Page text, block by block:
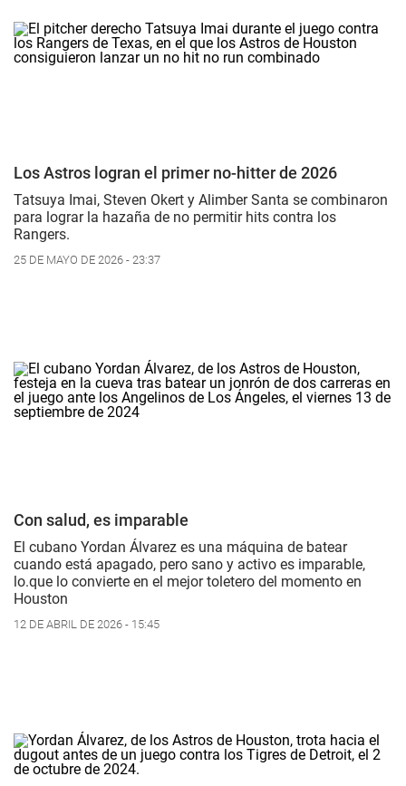
Los Astros logran el primer no-hitter de 2026
Tatsuya Imai, Steven Okert y Alimber Santa se combinaron
para lograr la hazaña de no permitir hits contra los
Rangers.
25 DE MAYO DE 2026 - 23:37
Con salud, es imparable
El cubano Yordan Álvarez es una máquina de batear
cuando está apagado, pero sano y activo es imparable,
lo.que lo convierte en el mejor toletero del momento en
Houston
12 DE ABRIL DE 2026 - 15:45